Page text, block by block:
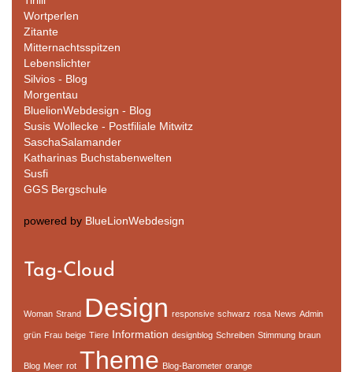
Wortperlen
Zitante
Mitternachtsspitzen
Lebenslichter
Silvios - Blog
Morgentau
BluelionWebdesign - Blog
Susis Wollecke - Postfiliale Mitwitz
SaschaSalamander
Katharinas Buchstabenwelten
Susfi
GGS Bergschule
powered by BlueLionWebdesign
Tag-Cloud
Woman Strand Design responsive schwarz rosa News Admin
grün Frau beige Tiere Information designblog Schreiben Stimmung braun
Blog Meer rot Theme Blog-Barometer orange